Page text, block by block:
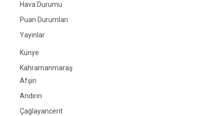
Hava Durumu
Puan Durumları
Yayınlar
Künye
Kahramanmaraş
Afşin
Andırın
Çağlayancerit